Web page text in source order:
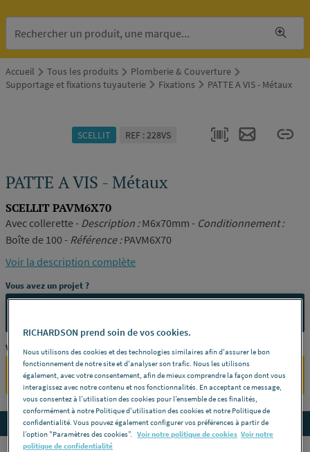
Accueil Tous les produits
Plomberie & Couverture
Supportage et fixations tuyauterie
Fixations PATTE A VIS - Métaux
SCELLIT REF : 228VS
PATTE A VIS - Métaux
SCELLIT PAVM6X70
Avec collerette - Description :M6x70mm - Conditionnement :
Boîte de 100 - Référence :PAVM6X70
Voir la description complète
Vous avez un projet ?
Vous êtes un professionnel ?
SE CONNECTER
Accedez aux détails du produit
RICHARDSON prend soin de vos cookies.
Nous utilisons des cookies et des technologies similaires afin d'assurer le bon
fonctionnement de notre site et d'analyser son trafic. Nous les utilisons
également, avec votre consentement, afin de mieux comprendre la façon dont vous
interagissez avec notre contenu et nos fonctionnalités. En acceptant ce message,
vous consentez à l’utilisation des cookies pour l’ensemble de ces finalités,
conformément à notre Politique d'utilisation des cookies et notre Politique de
confidentialité. Vous pouvez également configurer vos préférences à partir de
l’option "Paramètres des cookies”. Voir notre politique de cookies Voir notre
politique de confidentialité